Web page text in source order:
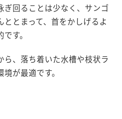
ぎ回ることは少なく、サンゴ
とまって、首をかしげるよ
す。
ら、落ち着いた水槽や枝状ラ
が最適です。